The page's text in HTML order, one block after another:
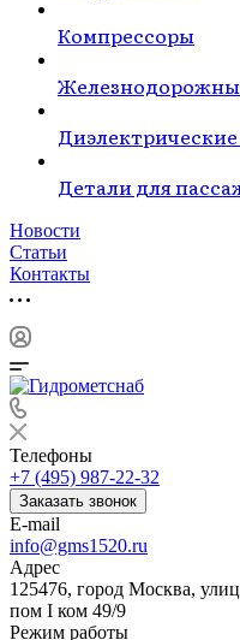
Компрессоры
Детали для
Новости
Статьи
Контакты
Телефоны
+7 (495) 987-22-32
Заказать звонок
E-mail
info@gms1520.ru
Адрес
125476, город Москва,
пом I ком 49/9
Режим работы